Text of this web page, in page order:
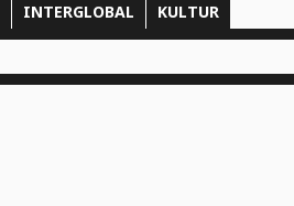
INTERGLOBAL KULTUR